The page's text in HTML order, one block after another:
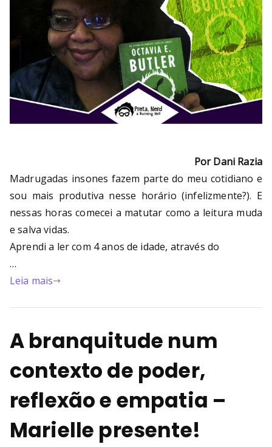
Por Dani Razia
Madrugadas insones fazem parte do meu cotidiano e
sou mais produtiva nesse horário (infelizmente?). E
nessas horas comecei a matutar como a leitura muda
e salva vidas.
Aprendi a ler com 4 anos de idade, através do
…
Leia mais
A branquitude num
contexto de poder,
reflexão e empatia –
Marielle presente!